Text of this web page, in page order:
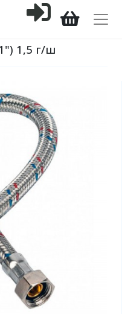
1,5 г/ш